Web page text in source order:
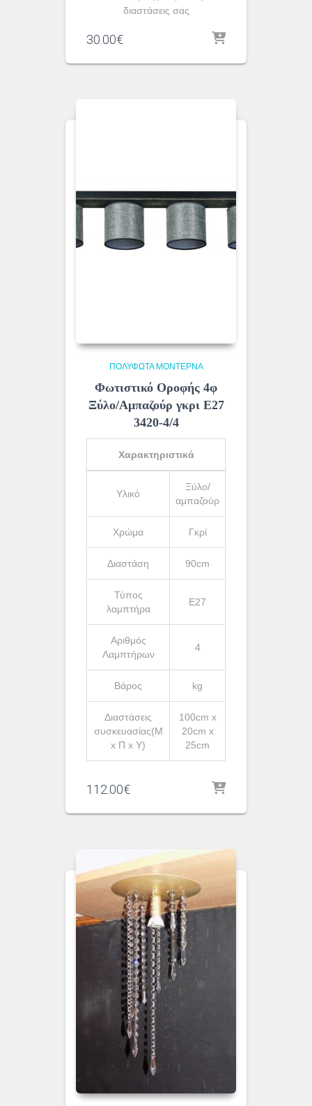
διαστάσεις σας
30.00€
ΠΟΛΎΦΩΤΑ ΜΟΝΤΈΡΝΑ
Φωτιστικό Οροφής 4φ
Ξύλο/Αμπαζούρ γκρι Ε27
3420-4/4
Χαρακτηριστικά
Υλικό
Ξύλο/
αμπαζούρ
Χρώμα Γκρί
Διαστάση 90cm
Τύπος
λαμπτήρα
Ε27
Αριθμός
Λαμπτήρων
4
Βάρος kg
Διαστάσεις
συσκευασίας(Μ
x Π x Υ)
100cm x
20cm x
25cm
112.00€